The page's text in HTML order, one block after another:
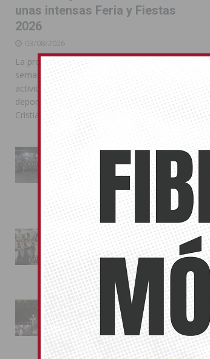
unas intensas Feria y Fiestas
2026
03/08/2026
La programación reunió durante más de una
semana actos institucionales, conciertos,
actividades familiares, competiciones
deportivas y las celebraciones de Moros y
Cristianos
La Entrada Cristiana llena de
esplendor las calles de
Almoradí en una multitudinaria
jornada festera
02/08/2026
La magia de la Entrada Mora
conquista las calles de
Almoradí
01/08/2026
La fiesta se adueña de
Almoradí con la presentación
de los cargos festeros y la
toma del castillo
31/07/2026